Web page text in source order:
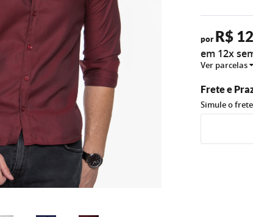
por R$
em 12x
Ver parcelas
Frete e
Simule o